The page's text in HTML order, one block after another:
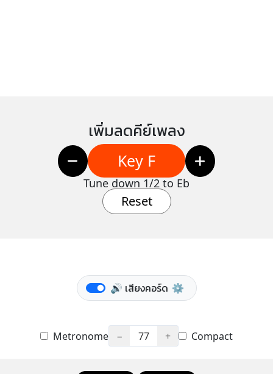
เพิ่มลดคีย์เพลง
Key F
Tune down 1/2 to Eb
Reset
🔊 เสียงคอร์ด ⚙️
Metronome − 77 + Compact